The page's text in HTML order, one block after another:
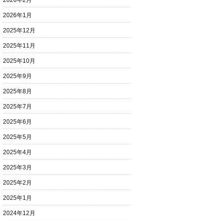
2026年1月
2025年12月
2025年11月
2025年10月
2025年9月
2025年8月
2025年7月
2025年6月
2025年5月
2025年4月
2025年3月
2025年2月
2025年1月
2024年12月